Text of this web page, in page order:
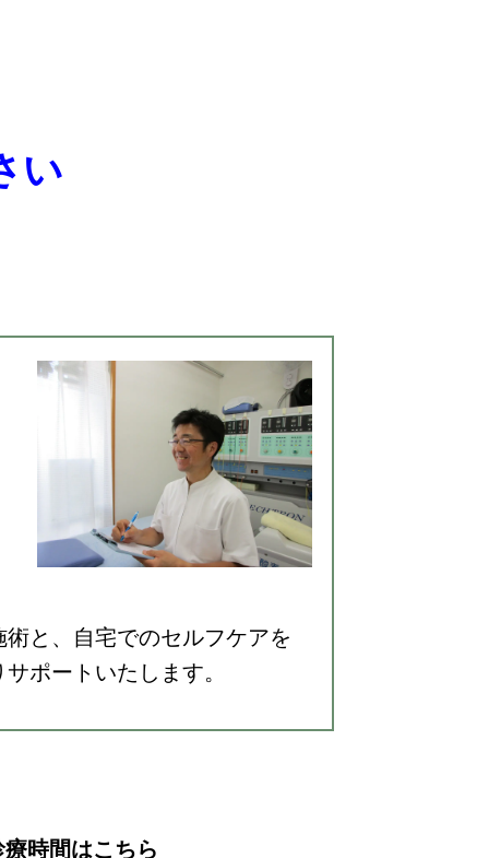
い
と、自宅でのセルフケアを
ポートいたします。
療時間はこちら